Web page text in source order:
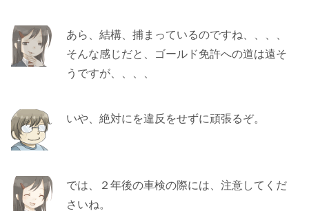
あら、結構、捕まっているのですね、、、、
そんな感じだと、ゴールド免許への道は遠そ
うですが、、、、
いや、絶対にを違反をせずに頑張るぞ。
では、２年後の車検の際には、注意してくだ
さいね。